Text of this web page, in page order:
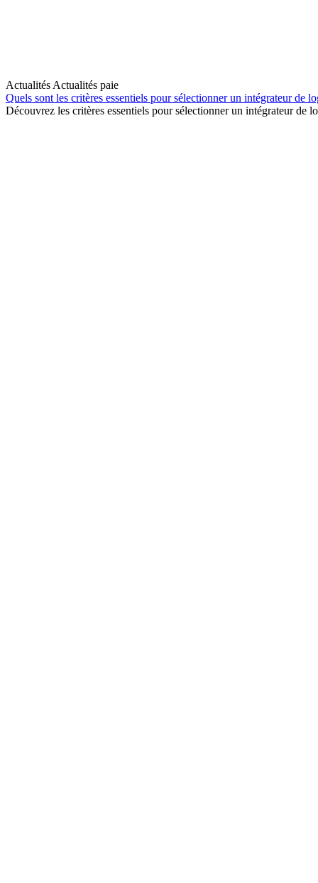
Actualités Actualités paie
Quels sont les critères essentiels pour sélectionner un intégrateur de
Découvrez les critères essentiels pour sélectionner un intégrateur